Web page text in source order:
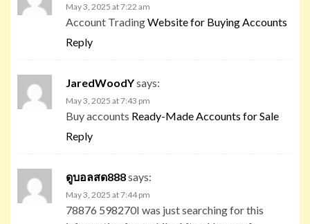
May 3, 2025 at 7:22 am
Account TradingWebsite for Buying Accounts
Reply
JaredWoodYsays:
May 3, 2025 at 7:43 pm
Buy accounts Ready-Made Accounts for Sale
Reply
ดูบอลสด888says:
May 3, 2025 at 7:44 pm
78876 598270I was just searching for this